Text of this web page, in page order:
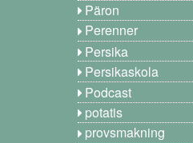
Päron
Perenner
Persika
Persikaskola
Podcast
potatis
provsmakning